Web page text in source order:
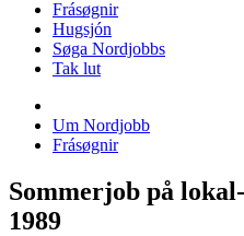
Frásøgnir
Hugsjón
Søga Nordjobbs
Tak lut
Um Nordjobb
Frásøgnir
Sommerjob på
1989